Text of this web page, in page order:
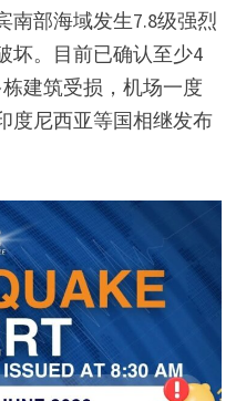
南部海域发生7.8级强烈
坏。目前已确认至少4
建筑受损，机场一度
度尼西亚等国相继发布